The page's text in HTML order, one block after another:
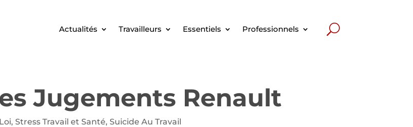
Actualités Travailleurs Essentiels Professionnels
Jugements Renault
, Stress Travail et Santé, Suicide Au Travail